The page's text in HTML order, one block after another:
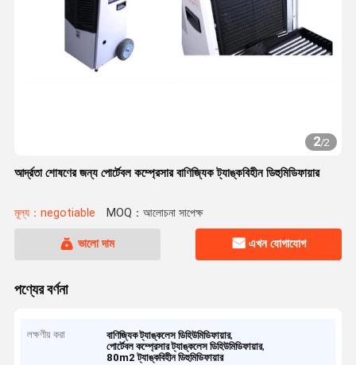
2/2
আর্দ্রতা শোষণের জন্য পোর্টেবল কম্প্রেসার বাণিজ্যিক ট্যাঙ্কবিহীন ডিহুমিডিফায়ার
মূল্য：negotiable MOQ：আলোচনা সাপেক্ষ
ভালো দাম এখন যোগাযোগ
পণ্যের বর্ণনা
লক্ষণীয় করা বাণিজ্যিক ট্যাঙ্কলেস ডিহিউমিডিফায়ার,
পোর্টেবল কম্প্রেসার ট্যাঙ্কলেস ডিহিউমিডিফায়ার,
80m2 ট্যাঙ্কবিহীন ডিহুমিডিফায়ার